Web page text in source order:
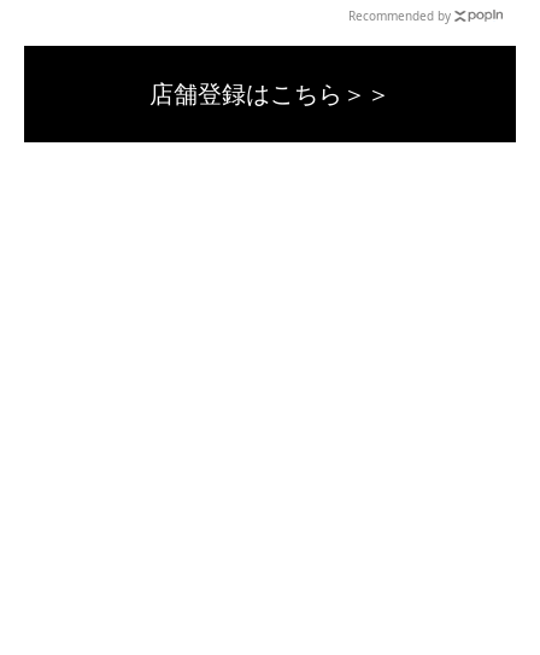
Recommended by
店舗登録はこちら＞＞